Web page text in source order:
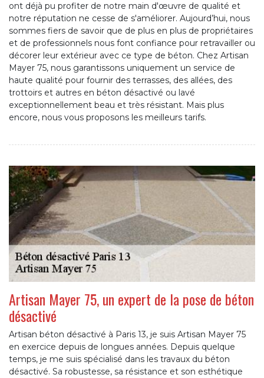
ont déjà pu profiter de notre main d'œuvre de qualité et
notre réputation ne cesse de s'améliorer. Aujourd’hui, nous
sommes fiers de savoir que de plus en plus de propriétaires
et de professionnels nous font confiance pour retravailler ou
décorer leur extérieur avec ce type de béton. Chez Artisan
Mayer 75, nous garantissons uniquement un service de
haute qualité pour fournir des terrasses, des allées, des
trottoirs et autres en béton désactivé ou lavé
exceptionnellement beau et très résistant. Mais plus
encore, nous vous proposons les meilleurs tarifs.
Artisan Mayer 75, un expert de la pose de béton
désactivé
Artisan béton désactivé à Paris 13, je suis Artisan Mayer 75
en exercice depuis de longues années. Depuis quelque
temps, je me suis spécialisé dans les travaux du béton
désactivé. Sa robustesse, sa résistance et son esthétique